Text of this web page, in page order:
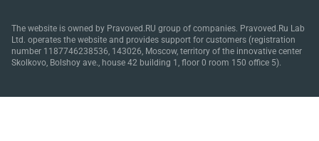
The website is owned by Pravoved.RU group of companies. Pravoved.Ru Lab
Ltd. operates the website and provides support for customers (registration
number 1187746238536, 143026, Moscow, territory of the innovative center
Skolkovo, Bolshoy ave., house 42 building 1, floor 0 room 150 office 5).